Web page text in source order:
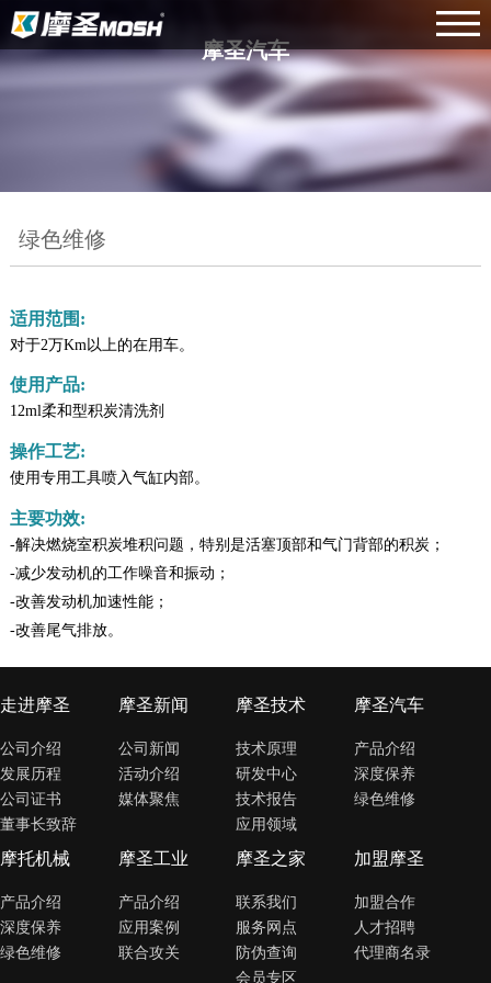
摩圣汽车
绿色维修
适用范围:
对于2万Km以上的在用车。
使用产品:
12ml柔和型积炭清洗剂
操作工艺:
使用专用工具喷入气缸内部。
主要功效:
-解决燃烧室积炭堆积问题，特别是活塞顶部和气门背部的积炭；
-减少发动机的工作噪音和振动；
-改善发动机加速性能；
-改善尾气排放。
走进摩圣
公司介绍
发展历程
公司证书
董事长致辞
摩圣新闻
公司新闻
活动介绍
媒体聚焦
摩圣技术
技术原理
研发中心
技术报告
应用领域
摩圣汽车
产品介绍
深度保养
绿色维修
摩托机械
产品介绍
深度保养
绿色维修
摩圣工业
产品介绍
应用案例
联合攻关
摩圣之家
联系我们
服务网点
防伪查询
会员专区
加盟摩圣
加盟合作
人才招聘
代理商名录